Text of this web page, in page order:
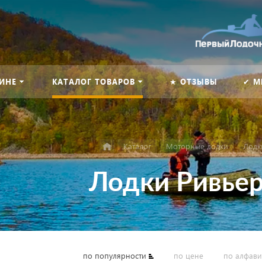
КАТАЛОГ ТОВАРОВ ★ ОТЗЫВЫ ✔
Каталог Моторные лодки
Лодки
по популярности по цене по